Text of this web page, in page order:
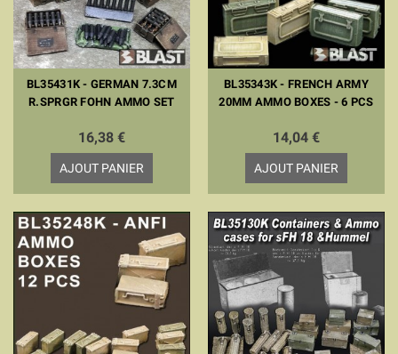
BL35431K - GERMAN 7.3CM
R.SPRGR FOHN AMMO SET
16,38 €
AJOUT PANIER
BL35343K - FRENCH ARMY
20MM AMMO BOXES - 6 PCS
14,04 €
AJOUT PANIER